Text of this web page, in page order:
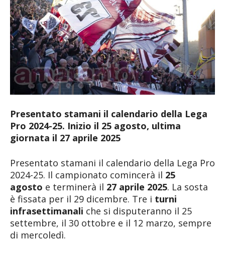
Presentato stamani il calendario della Lega
Pro 2024-25. Inizio il 25 agosto, ultima
giornata il 27 aprile 2025
Presentato stamani il calendario della Lega Pro
2024-25. Il campionato comincerà il 25
agosto e terminerà il 27 aprile 2025. La sosta
è fissata per il 29 dicembre. Tre i turni
infrasettimanali che si disputeranno il 25
settembre, il 30 ottobre e il 12 marzo, sempre
di mercoledì.